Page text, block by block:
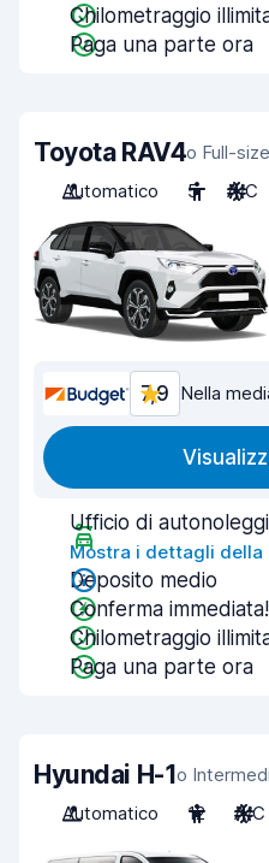
Chilometraggio
Paga una parte ora
Toyota RAV4o Full-
Automatico
5 A/C
7,9 Nella
Ufficio di
Mostra i dettagli della
Deposito medio
Conferma immediata!
Chilometraggio
Paga una parte ora
Hyundai H-1o
Automatico
12 A/C